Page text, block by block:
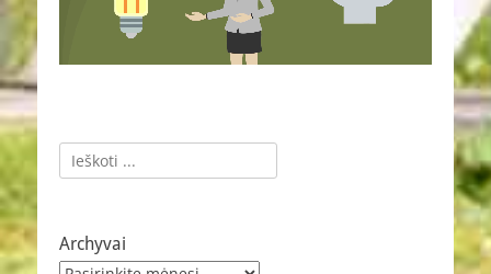
Ieškoti:
Archyvai